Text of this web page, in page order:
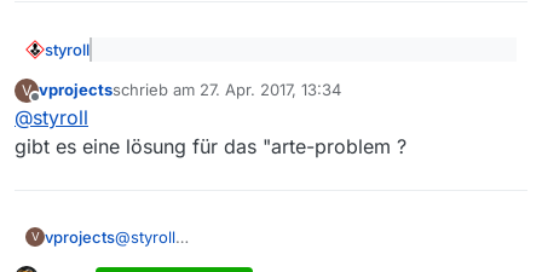
styroll
mehr in Mediathekview auf (nur von arte concert
deinem eigenen lesen würde, dann wüsstest du das
auch…)
V
Offline
vprojectsschrieb am 27. Apr. 2017, 13:34
zuletzt editiert von
@styroll
gibt es eine lösung für das "arte-problem ?
V vprojects@styroll